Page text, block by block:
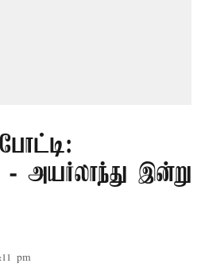
அயர்லாந்து இன்று
pm